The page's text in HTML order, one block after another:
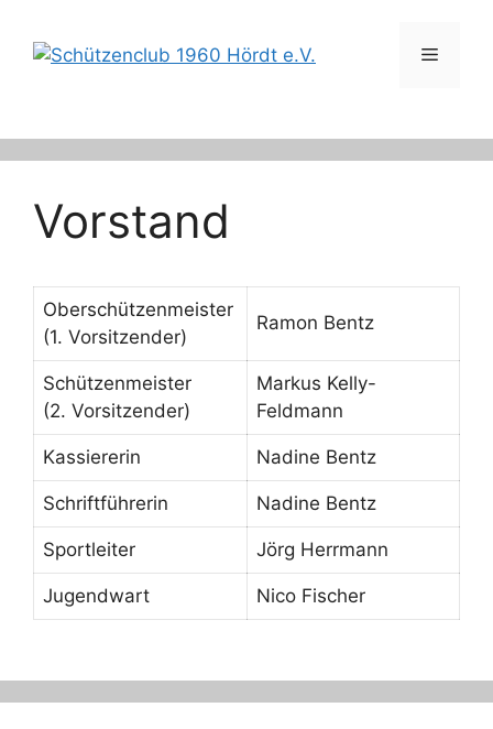
Inhalt
springen
Menü
Vorstand
Oberschützenmeister
(1. Vorsitzender)
Ramon Bentz
Schützenmeister
(2. Vorsitzender)
Markus Kelly-
Feldmann
Kassiererin Nadine Bentz
Schriftführerin Nadine Bentz
Sportleiter Jörg Herrmann
Jugendwart Nico Fischer